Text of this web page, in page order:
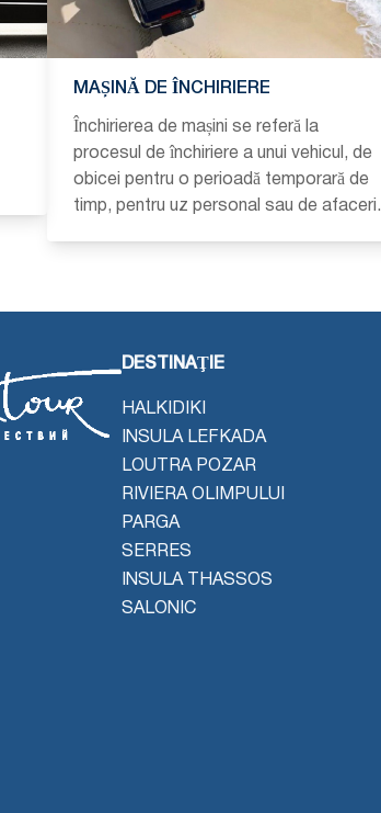
MAȘINĂ DE ÎNCHIRIERE
Închirierea de mașini se referă la
procesul de închiriere a unui vehicul, de
obicei pentru o perioadă temporară de
timp, pentru uz personal sau de afaceri.
DESTINAŢIE
HALKIDIKI
INSULA LEFKADA
LOUTRA POZAR
RIVIERA OLIMPULUI
PARGA
SERRES
INSULA THASSOS
SALONIC